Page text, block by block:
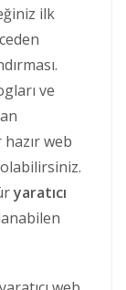
ilk
ve
web
yaratıcı